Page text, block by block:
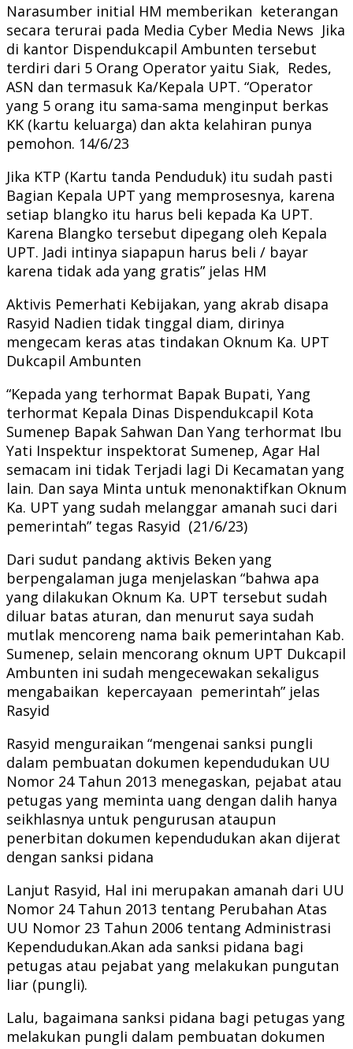
Narasumber initial HM memberikan keterangan
secara terurai pada Media Cyber Media News Jika
di kantor Dispendukcapil Ambunten tersebut
terdiri dari 5 Orang Operator yaitu Siak, Redes,
ASN dan termasuk Ka/Kepala UPT. “Operator
yang 5 orang itu sama-sama menginput berkas
KK (kartu keluarga) dan akta kelahiran punya
pemohon. 14/6/23
Jika KTP (Kartu tanda Penduduk) itu sudah pasti
Bagian Kepala UPT yang memprosesnya, karena
setiap blangko itu harus beli kepada Ka UPT.
Karena Blangko tersebut dipegang oleh Kepala
UPT. Jadi intinya siapapun harus beli / bayar
karena tidak ada yang gratis” jelas HM
Aktivis Pemerhati Kebijakan, yang akrab disapa
Rasyid Nadien tidak tinggal diam, dirinya
mengecam keras atas tindakan Oknum Ka. UPT
Dukcapil Ambunten
“Kepada yang terhormat Bapak Bupati, Yang
terhormat Kepala Dinas Dispendukcapil Kota
Sumenep Bapak Sahwan Dan Yang terhormat Ibu
Yati Inspektur inspektorat Sumenep, Agar Hal
semacam ini tidak Terjadi lagi Di Kecamatan yang
lain. Dan saya Minta untuk menonaktifkan Oknum
Ka. UPT yang sudah melanggar amanah suci dari
pemerintah” tegas Rasyid (21/6/23)
Dari sudut pandang aktivis Beken yang
berpengalaman juga menjelaskan “bahwa apa
yang dilakukan Oknum Ka. UPT tersebut sudah
diluar batas aturan, dan menurut saya sudah
mutlak mencoreng nama baik pemerintahan Kab.
Sumenep, selain mencorang oknum UPT Dukcapil
Ambunten ini sudah mengecewakan sekaligus
mengabaikan kepercayaan pemerintah” jelas
Rasyid
Rasyid menguraikan “mengenai sanksi pungli
dalam pembuatan dokumen kependudukan UU
Nomor 24 Tahun 2013 menegaskan, pejabat atau
petugas yang meminta uang dengan dalih hanya
seikhlasnya untuk pengurusan ataupun
penerbitan dokumen kependudukan akan dijerat
dengan sanksi pidana
Lanjut Rasyid, Hal ini merupakan amanah dari UU
Nomor 24 Tahun 2013 tentang Perubahan Atas
UU Nomor 23 Tahun 2006 tentang Administrasi
Kependudukan.Akan ada sanksi pidana bagi
petugas atau pejabat yang melakukan pungutan
liar (pungli).
Lalu, bagaimana sanksi pidana bagi petugas yang
melakukan pungli dalam pembuatan dokumen